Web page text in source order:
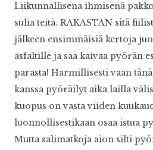
Liikunnallisena ihmisenä
sulia teitä. RAKASTAN sitä
jälkeen ensimmäisiä kertoja
asfaltille ja saa kaivaa pyörän
parasta! Harmillisesti vaan tänä
kanssa pyöräilyt aika lailla
kuopus on vasta viiden
luonnollisestikaan osaa istua
Mutta salimatkoja aion silti